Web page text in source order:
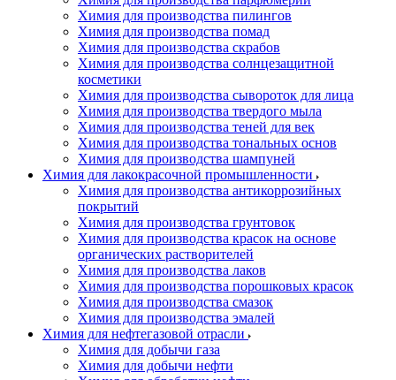
Химия для производства пилингов
Химия для производства помад
Химия для производства скрабов
Химия для производства солнцезащитной
косметики
Химия для производства сывороток для лица
Химия для производства твердого мыла
Химия для производства теней для век
Химия для производства тональных основ
Химия для производства шампуней
Химия для лакокрасочной промышленности
Химия для производства антикоррозийных
покрытий
Химия для производства грунтовок
Химия для производства красок на основе
органических растворителей
Химия для производства лаков
Химия для производства порошковых красок
Химия для производства смазок
Химия для производства эмалей
Химия для нефтегазовой отрасли
Химия для добычи газа
Химия для добычи нефти